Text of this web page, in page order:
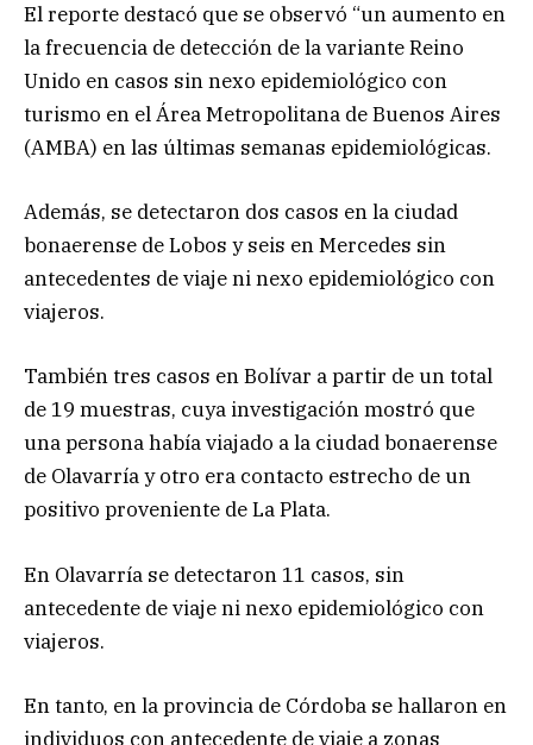
El reporte destacó que se observó “un aumento en
la frecuencia de detección de la variante Reino
Unido en casos sin nexo epidemiológico con
turismo en el Área Metropolitana de Buenos Aires
(AMBA) en las últimas semanas epidemiológicas.
Además, se detectaron dos casos en la ciudad
bonaerense de Lobos y seis en Mercedes sin
antecedentes de viaje ni nexo epidemiológico con
viajeros.
También tres casos en Bolívar a partir de un total
de 19 muestras, cuya investigación mostró que
una persona había viajado a la ciudad bonaerense
de Olavarría y otro era contacto estrecho de un
positivo proveniente de La Plata.
En Olavarría se detectaron 11 casos, sin
antecedente de viaje ni nexo epidemiológico con
viajeros.
En tanto, en la provincia de Córdoba se hallaron en
individuos con antecedente de viaje a zonas